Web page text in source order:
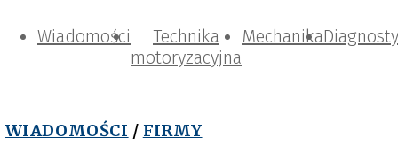
Wiadomości
Technika
motoryzacyjna
Mechanika
WIADOMOŚCI / FIRMY